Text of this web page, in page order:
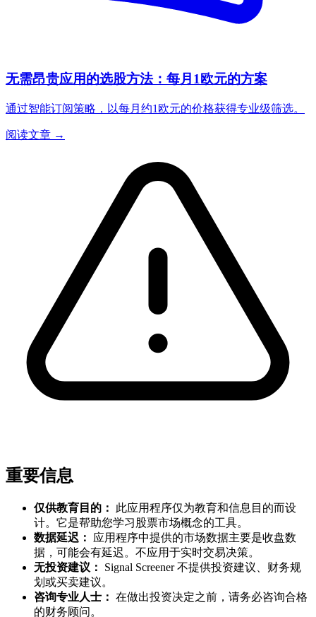
无需昂贵应用的选股方法：每月1欧元的方案
通过智能订阅策略，以每月约1欧元的价格获得专业级筛选。
阅读文章 →
重要信息
仅供教育目的：
此应用程序仅为教育和信息目的而设
计。它是帮助您学习股票市场概念的工具。
数据延迟：
应用程序中提供的市场数据主要是收盘数
据，可能会有延迟。不应用于实时交易决策。
无投资建议：
Signal Screener 不提供投资建议、财务规
划或买卖建议。
咨询专业人士： 在做出投资决定之前，请务必咨询合格
的财务顾问。